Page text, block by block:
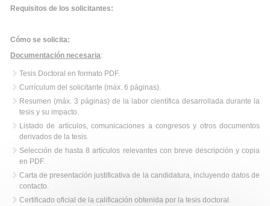
Requisitos de los solicitantes:
Cómo se solicita:
Documentación necesaria:
Tesis Doctoral en formato PDF.
Currículum del solicitante (máx. 6 páginas).
Resumen (máx. 3 páginas) de la labor científica desarrollada durante la
tesis y su impacto.
Listado de artículos, comunicaciones a congresos y otros documentos
derivados de la tesis.
Selección de hasta 8 artículos relevantes con breve descripción y copia
en PDF.
Carta de presentación justificativa de la candidatura, incluyendo datos de
contacto.
Certificado oficial de la calificación obtenida por la tesis doctoral.